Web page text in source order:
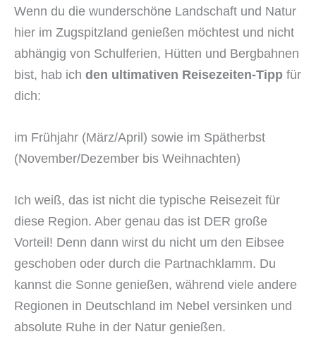
Wenn du die wunderschöne Landschaft und Natur
hier im Zugspitzland genießen möchtest und nicht
abhängig von Schulferien, Hütten und Bergbahnen
bist, hab ich den ultimativen Reisezeiten-Tipp für
dich:
im Frühjahr (März/April) sowie im Spätherbst
(November/Dezember bis Weihnachten)
Ich weiß, das ist nicht die typische Reisezeit für
diese Region. Aber genau das ist DER große
Vorteil! Denn dann wirst du nicht um den Eibsee
geschoben oder durch die Partnachklamm. Du
kannst die Sonne genießen, während viele andere
Regionen in Deutschland im Nebel versinken und
absolute Ruhe in der Natur genießen.